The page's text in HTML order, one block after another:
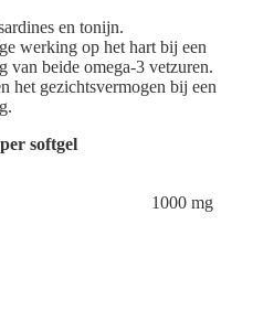
en tonijn.
werking op het hart bij een
van beide omega-3 vetzuren.
het gezichtsvermogen bij een
softgel
1000 mg